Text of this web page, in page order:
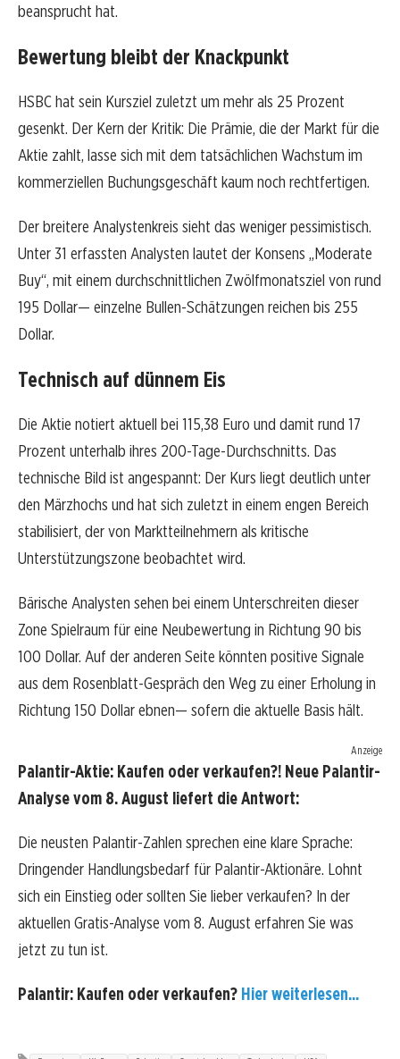
beansprucht hat.
Bewertung bleibt der Knackpunkt
HSBC hat sein Kursziel zuletzt um mehr als 25 Prozent
gesenkt. Der Kern der Kritik: Die Prämie, die der Markt für die
Aktie zahlt, lasse sich mit dem tatsächlichen Wachstum im
kommerziellen Buchungsgeschäft kaum noch rechtfertigen.
Der breitere Analystenkreis sieht das weniger pessimistisch.
Unter 31 erfassten Analysten lautet der Konsens „Moderate
Buy“, mit einem durchschnittlichen Zwölfmonatsziel von rund
195 Dollar— einzelne Bullen-Schätzungen reichen bis 255
Dollar.
Technisch auf dünnem Eis
Die Aktie notiert aktuell bei 115,38 Euro und damit rund 17
Prozent unterhalb ihres 200-Tage-Durchschnitts. Das
technische Bild ist angespannt: Der Kurs liegt deutlich unter
den Märzhochs und hat sich zuletzt in einem engen Bereich
stabilisiert, der von Marktteilnehmern als kritische
Unterstützungszone beobachtet wird.
Bärische Analysten sehen bei einem Unterschreiten dieser
Zone Spielraum für eine Neubewertung in Richtung 90 bis
100 Dollar. Auf der anderen Seite könnten positive Signale
aus dem Rosenblatt-Gespräch den Weg zu einer Erholung in
Richtung 150 Dollar ebnen— sofern die aktuelle Basis hält.
Anzeige
Palantir-Aktie: Kaufen oder verkaufen?! Neue Palantir-
Analyse vom 8. August liefert die Antwort:
Die neusten Palantir-Zahlen sprechen eine klare Sprache:
Dringender Handlungsbedarf für Palantir-Aktionäre. Lohnt
sich ein Einstieg oder sollten Sie lieber verkaufen? In der
aktuellen Gratis-Analyse vom 8. August erfahren Sie was
jetzt zu tun ist.
Palantir: Kaufen oder verkaufen? Hier weiterlesen...